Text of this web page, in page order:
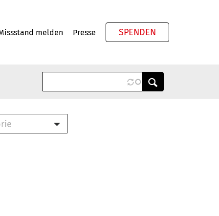
melden Presse SPENDEN
(RTF)
(PDF)